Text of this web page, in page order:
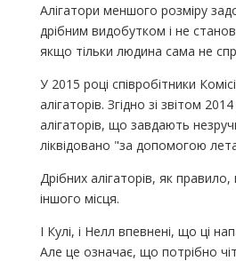
Алігатори меншого розміру
дрібним видобутком і не
якщо тільки людина сама не
У 2015 році співробітники
алігаторів. Згідно зі звітом
алігаторів, що завдають
ліквідовано "за допомогою
Дрібних алігаторів, як
іншого місця.
І Кулі, і Нелл впевнені, що ці
Але це означає, що потрібно